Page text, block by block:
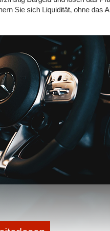
Unterstützung und
das Vorstellen von
für reziproke Hilfeleistungen
auf, sondern fördert
ist.
eine erfolgreiche Beziehung zu
investieren sollten. Ein
blühendes Geschäft, sondern
essenzielle Vertrauen zu
ehrliche Partnerin zu handeln
des „under-promise and
wie Selfies auf LinkedIn kaum
sollte durch fundierte
so einen Sogeffekt zu
auf ein Start-up und deren
sollten besser keine
Das bedeutet, dass alle
Sie sich Liquidität, ohne das